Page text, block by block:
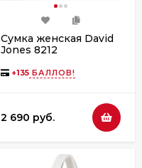
Сумка женская David
Jones 8212
+135 БАЛЛОВ!
2 690 руб.